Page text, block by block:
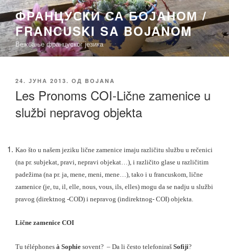
Скочи
на
садржај
ФРАНЦУСКИ СА БОЈАНОМ /
FRANCUSKI SA BOJANOM
Вежбање француског језика
ОБЈАВЉЕНО
24. ЈУНА 2013. ОД BOJANA
Les Pronoms COI-Lične zamenice u
službi nepravog objekta
Kao što u našem jeziku lične zamenice imaju različitu službu u rečenici
(na pr. subjekat, pravi, nepravi objekat…), i različito glase u različitim
padežima (na pr. ja, mene, meni, mene…), tako i u francuskom, lične
zamenice (je, tu, il, elle, nous, vous, ils, elles) mogu da se nadju u službi
pravog (direktnog -COD) i nepravog (indirektnog- COI) objekta.
Lične zamenice COI
Tu téléphones à Sophie sovent? – Da li često telefoniraš Sofiji?